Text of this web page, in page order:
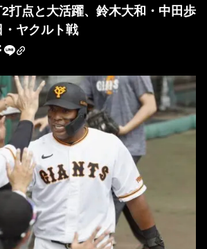
打点と大活躍、鈴木大和・中田歩
ヤクルト戦